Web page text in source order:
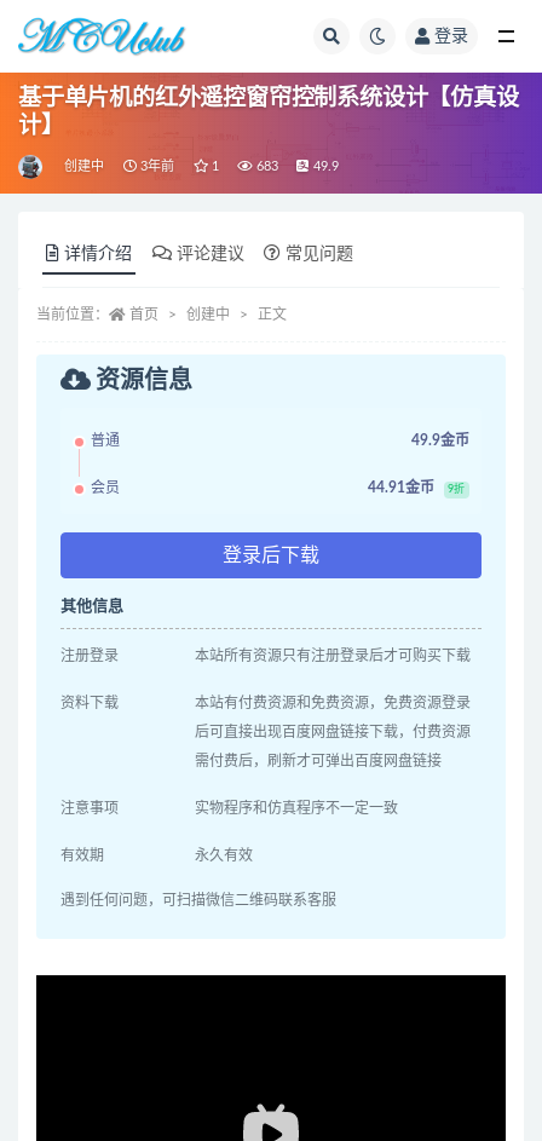
登录
基于单片机的红外遥控窗帘控制系统设计【仿真设
计】
创建中 3年前 1 683 49.9
详情介绍 评论建议 常见问题
当前位置： 首页 创建中 正文
资源信息
普通 49.9金币
会员 44.91金币 9折
登录后下载
其他信息
注册登录 本站所有资源只有注册登录后才可购买下载
资料下载
本站有付费资源和免费资源，免费资源登录
后可直接出现百度网盘链接下载，付费资源
需付费后，刷新才可弹出百度网盘链接
注意事项 实物程序和仿真程序不一定一致
有效期 永久有效
遇到任何问题，可扫描微信二维码联系客服